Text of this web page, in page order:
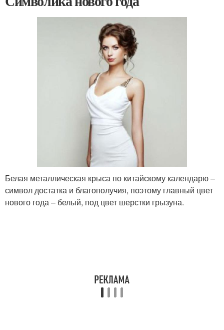
Белая металлическая крыса по китайскому календарю –
символ достатка и благополучия, поэтому главный цвет
нового года – белый, под цвет шерстки грызуна.